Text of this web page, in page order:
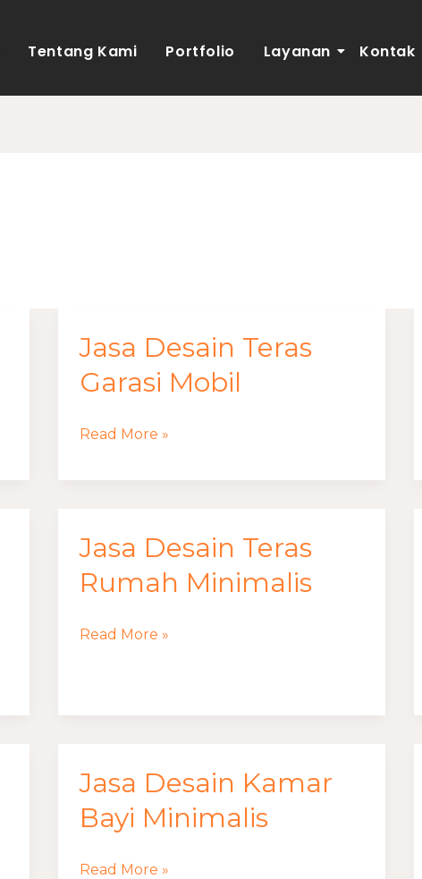
Tentang Kami Portfolio Layanan Kontak
Jasa Desain Teras
Garasi Mobil
Jasa
Teras
Read More »
Jasa Desain Teras
Rumah Minimalis
Jasa
Teras
Read More »
Jasa Desain Kamar
Bayi Minimalis
Jasa
Kamar
Read More »